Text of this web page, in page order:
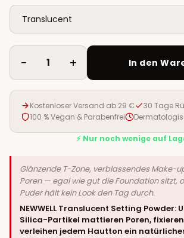
− 1 + In den
Kostenloser Versand ab 29 €
30 Tage
100 % Vegan & Parabenfrei
⚡ Nur noch wenige auf
Glänzende T-Zone, verblassendes Make-
Poren — egal wie gut die Foundation sitzt,
Puder hält kein Look den Tag durch.
NEWWELL Translucent Setting Powder:
Silica-Partikel mattieren Poren,
verleihen jedem Hautton ein